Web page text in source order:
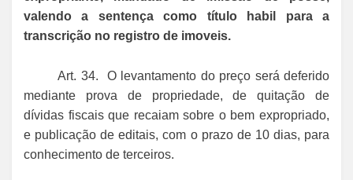
valendo a sentença como título habil para a
transcrição no registro de imoveis.
Art. 34. O levantamento do preço será deferido
mediante prova de propriedade, de quitação de
dívidas fiscais que recaiam sobre o bem expropriado,
e publicação de editais, com o prazo de 10 dias, para
conhecimento de terceiros.